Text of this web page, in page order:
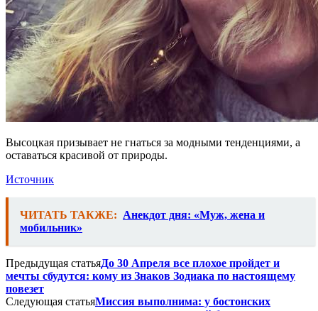
Высоцкая призывает не гнаться за модными тенденциями, а
оставаться красивой от природы.
Источник
ЧИТАТЬ ТАКЖЕ: Анекдот дня: «Муж, жена и
мобильник»
Предыдущая статьяДо 30 Апреля все плохое пройдет и
мечты сбудутся: кому из Знаков Зодиака по настоящему
повезет
Следующая статьяМиссия выполнима: у бостонских